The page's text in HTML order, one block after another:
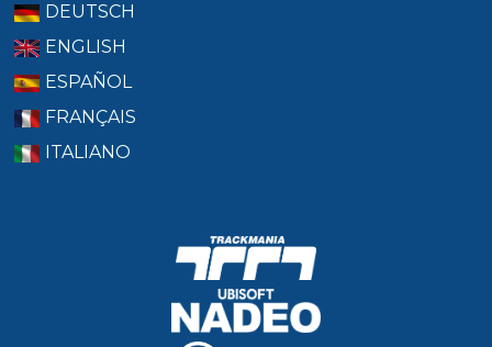
DEUTSCH
ENGLISH
ESPAÑOL
FRANÇAIS
ITALIANO